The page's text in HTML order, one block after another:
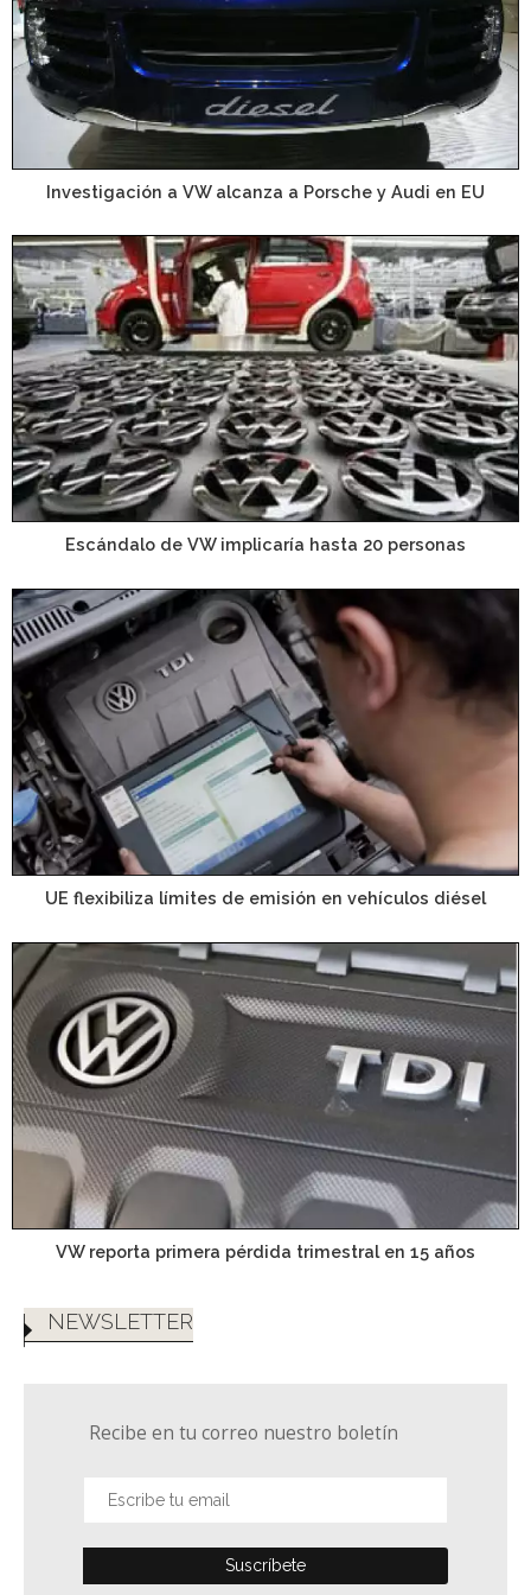
Investigación a VW alcanza a Porsche y Audi en EU
Escándalo de VW implicaría hasta 20 personas
UE flexibiliza límites de emisión en vehículos diésel
VW reporta primera pérdida trimestral en 15 años
NEWSLETTER
Recibe en tu correo nuestro boletín